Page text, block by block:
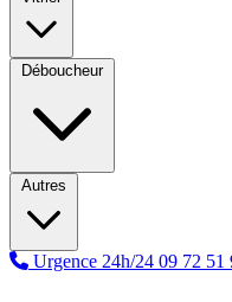
Déboucheur
Autres
Urgence 24h/24 09 72 51